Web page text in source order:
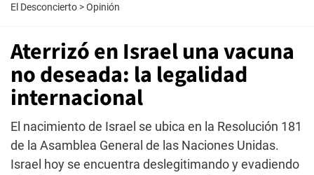
El Desconcierto >Opinión
Aterrizó en Israel una vacuna
no deseada: la legalidad
internacional
El nacimiento de Israel se ubica en la Resolución 181
de la Asamblea General de las Naciones Unidas.
Israel hoy se encuentra deslegitimando y evadiendo